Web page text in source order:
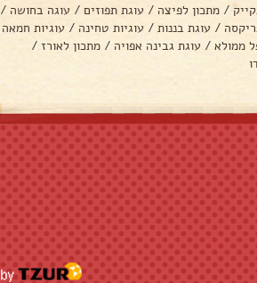
/ מתכון לפיצה / עוגת תפוזים / עוגה בחושה /
/ עוגת בננות / עוגיות טחינה / עוגיות חמאה
ממולא / עוגת גבינה אפויה / מתכון לאורז /